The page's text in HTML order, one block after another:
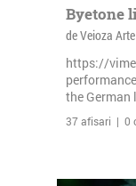
Byetone
de Veioza Arte
https://
the German
37 afisari | 0